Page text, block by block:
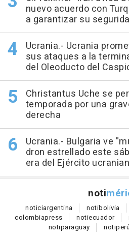
nuevo acuerdo con
a garantizar su
Ucrania.- Ucrania
sus ataques a la
del Oleoducto del
Christantus Uche se
temporada por una
derecha
Ucrania.- Bulgaria ve
dron estrellado este
era del Ejército
noti
noticiargentina notibolivia
colombiapress notiecuador
notiparaguay notiperú